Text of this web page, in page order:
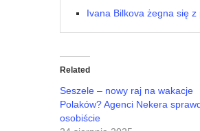
Ivana Bilkova żegna się
Related
Seszele – nowy raj na wakacje
Polaków? Agenci Nekera
osobiście